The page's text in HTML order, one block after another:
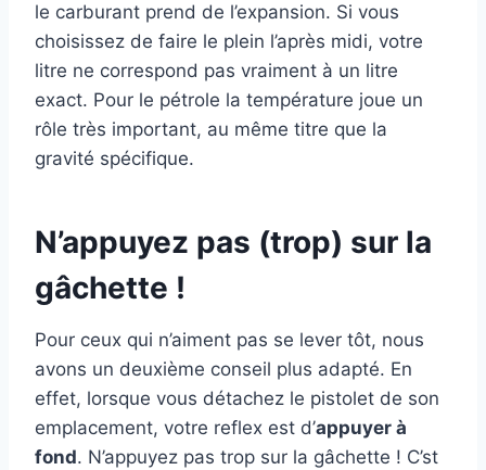
le carburant prend de l’expansion. Si vous
choisissez de faire le plein l’après midi, votre
litre ne correspond pas vraiment à un litre
exact. Pour le pétrole la température joue un
rôle très important, au même titre que la
gravité spécifique.
N’appuyez pas (trop) sur la
gâchette !
Pour ceux qui n’aiment pas se lever tôt, nous
avons un deuxième conseil plus adapté. En
effet, lorsque vous détachez le pistolet de son
emplacement, votre reflex est d’appuyer à
fond. N’appuyez pas trop sur la gâchette ! C’st